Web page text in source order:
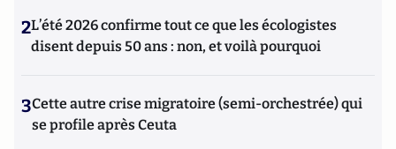
2L’été 2026 confirme tout ce que les écologistes
disent depuis 50 ans : non, et voilà pourquoi
3Cette autre crise migratoire (semi-orchestrée) qui
se profile après Ceuta